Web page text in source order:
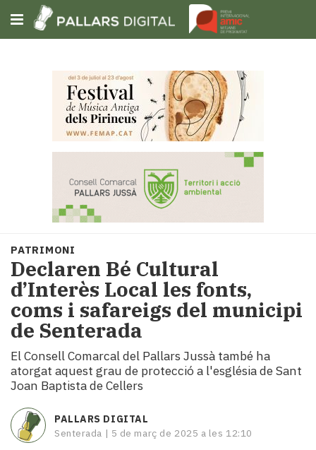
Subscriu-t'hi
Portada
Societat
Política
i
municipis
Economia
i
Cultura
Esports
Mai
tant!
TV
i
PATRIMONI
Declaren Bé Cultural
d’Interès Local les fonts,
coms i safareigs del municipi
de Senterada
El Consell Comarcal del Pallars Jussà també ha
atorgat aquest grau de protecció a l'església de Sant
Joan Baptista de Cellers
PALLARS DIGITAL
Senterada | 5 de març de 2025 a les 12:10